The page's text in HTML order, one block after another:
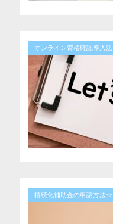
オンライン資格確認導入法
持続化補助金の申請方法☆